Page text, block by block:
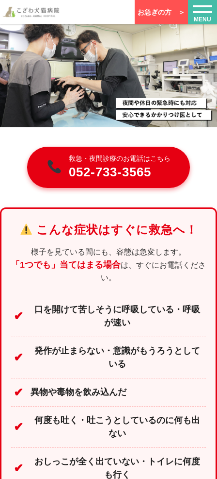
お急ぎの方 ＞
MENU
救急・夜間診療のお電話はこちら
052-733-3565
こんな症状はすぐに救急へ！
様子を見ている間にも、容態は急変します。
「1つでも」当てはまる場合は、すぐにお電話くださ
い。
✔
口を開けて苦しそうに呼吸している・呼吸
が速い
✔
発作が止まらない・意識がもうろうとして
いる
✔ 異物や毒物を飲み込んだ
✔
何度も吐く・吐こうとしているのに何も出
ない
✔
おしっこが全く出ていない・トイレに何度
も行く